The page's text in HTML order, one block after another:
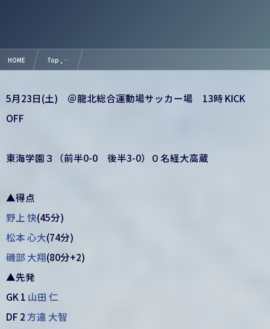
HOME Top , …
5月23日(土) ＠龍北総合運動場サッカー場 13時 KICK
OFF
東海学園３（前半0-0 後半3-0）０名経大高蔵
▲得点
野上 快(45分)
松本 心大(74分)
磯部 大翔(80分+2)
▲先発
GK 1 山田 仁
DF 2方違 大智